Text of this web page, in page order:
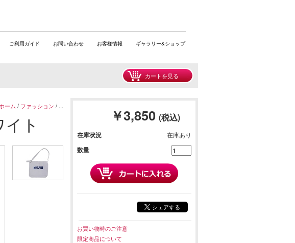
ギャラリー&ショップ
お客様情報
お問い合わせ
ご利用ガイド
カートを見る
ホーム / ファッション / ...
ト ￥3,850 (税込)
在庫状況 在庫あり
数量
シェアする
お買い物時のご注意
限定商品について